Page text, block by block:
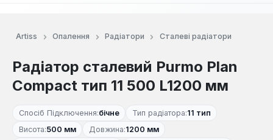
Artiss Опалення Радіатори Сталеві радіатори
Радіатор сталевий Purmo Plan
Compact тип 11 500 L1200 мм
Спосіб Підключення:бічне Тип радіатора:11 тип
Висота:500 мм Довжина:1200 мм